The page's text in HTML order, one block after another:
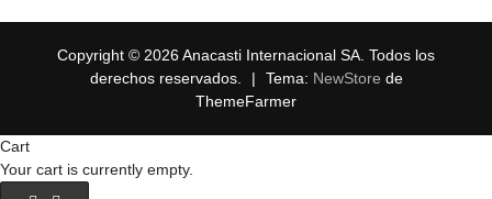
Copyright © 2026 Anacasti Internacional SA. Todos los
derechos reservados.
| Tema: NewStore de
ThemeFarmer
Cart
Your cart is currently empty.